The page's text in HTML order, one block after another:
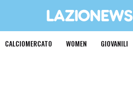
CALCIOMERCATO WOMEN GIOVANILI